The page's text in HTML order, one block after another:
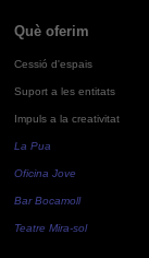
Què oferim
Cessió d'espais
Suport a les entitats
Impuls a la creativitat
La Pua
Oficina Jove
Bar Bocamoll
Teatre Mira-sol